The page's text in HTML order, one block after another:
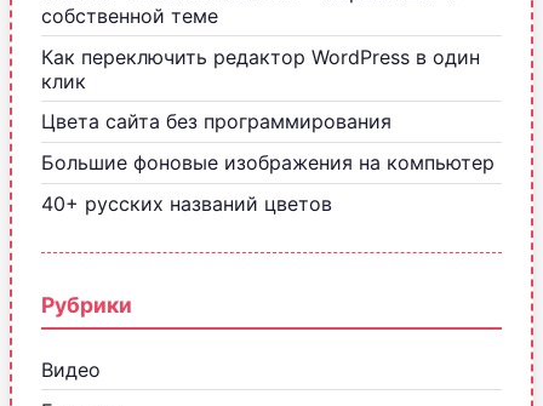
собственной теме
Как переключить редактор WordPress в один
клик
Цвета сайта без программирования
Большие фоновые изображения на компьютер
40+ русских названий цветов
Рубрики
Видео